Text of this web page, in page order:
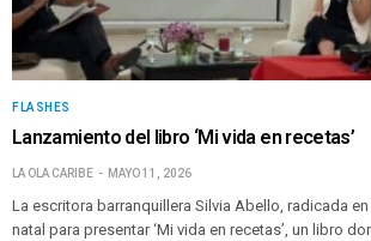
FLASHES
Lanzamiento del libro ‘Mi vida en recetas’
LA OLA CARIBE MAYO 11, 2026
La escritora barranquillera Silvia Abello, radicada
natal para presentar ‘Mi vida en recetas’, un libro